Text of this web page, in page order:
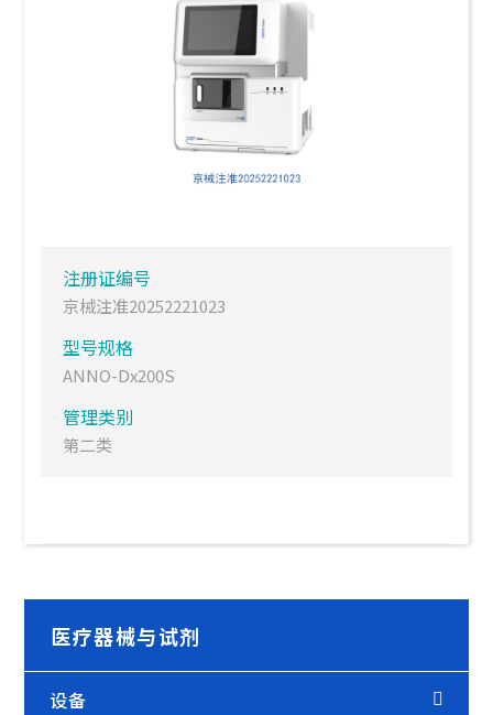
注册证编号
京械注准20252221023
型号规格
ANNO-Dx200S
管理类别
第二类
医疗器械与试剂
设备